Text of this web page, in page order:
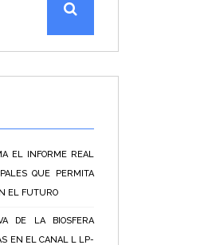
EL INFORME REAL
QUE PERMITA
EL FUTURO
DE LA BIOSFERA
EN EL CANAL L LP-